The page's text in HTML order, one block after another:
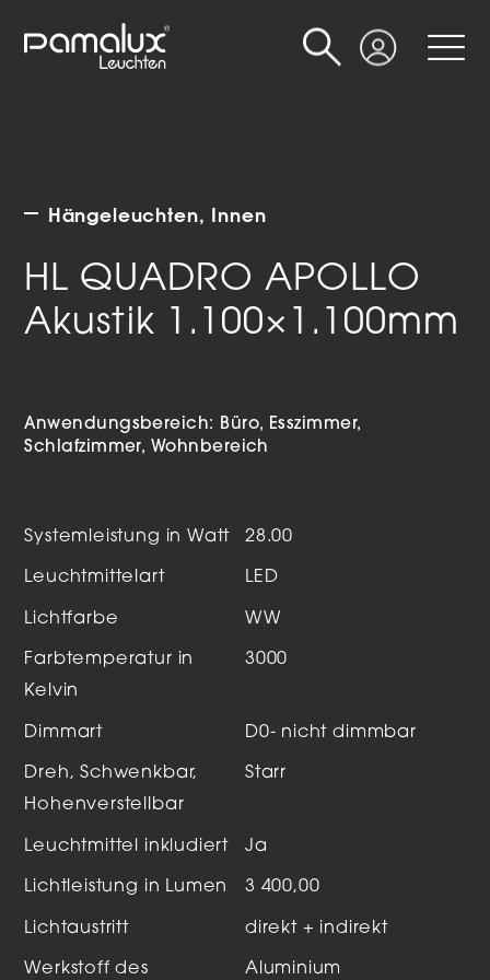
Login
Suche
Hängeleuchten Innen
HL QUADRO APOLLO
Akustik 1.100×1.100mm
Anwendungsbereich: Büro
Esszimmer
Schlafzimmer
Wohnbereich
Systemleistung in Watt 28.00
Leuchtmittelart LED
Lichtfarbe WW
Farbtemperatur in
Kelvin
3000
Dimmart D0- nicht dimmbar
Dreh, Schwenkbar,
Hohenverstellbar
Starr
Leuchtmittel inkludiert Ja
Lichtleistung in Lumen 3 400,00
Lichtaustritt direkt + indirekt
Werkstoff des
Aluminium